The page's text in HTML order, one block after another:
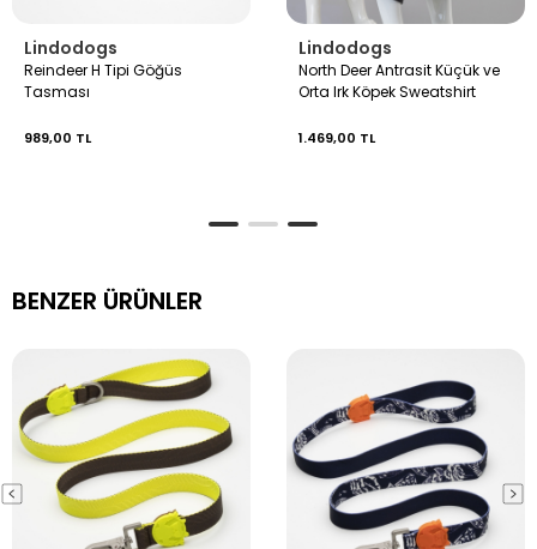
Lindodogs
Reindeer H Tipi Göğüs
Tasması
989,00 TL
Lindodogs
North Deer Antrasit Küçük ve
Orta Irk Köpek Sweatshirt
1.469,00 TL
BENZER ÜRÜNLER